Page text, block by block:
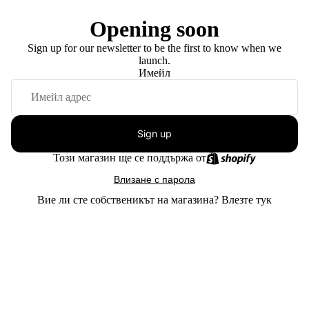
Opening soon
Sign up for our newsletter to be the first to know when we
launch.
Имейл
Sign up
Този магазин ще се поддържа от
Влизане с парола
Вие ли сте собственикът на магазина? Влезте тук